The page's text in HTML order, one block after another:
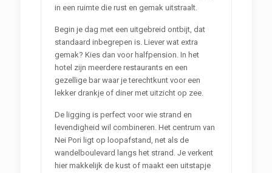
in een ruimte die rust en gemak uitstraalt.
Begin je dag met een uitgebreid ontbijt, dat
standaard inbegrepen is. Liever wat extra
gemak? Kies dan voor halfpension. In het
hotel zijn meerdere restaurants en een
gezellige bar waar je terechtkunt voor een
lekker drankje of diner met uitzicht op zee.
De ligging is perfect voor wie strand en
levendigheid wil combineren. Het centrum van
Nei Pori ligt op loopafstand, net als de
wandelboulevard langs het strand. Je verkent
hier makkelijk de kust of maakt een uitstapje